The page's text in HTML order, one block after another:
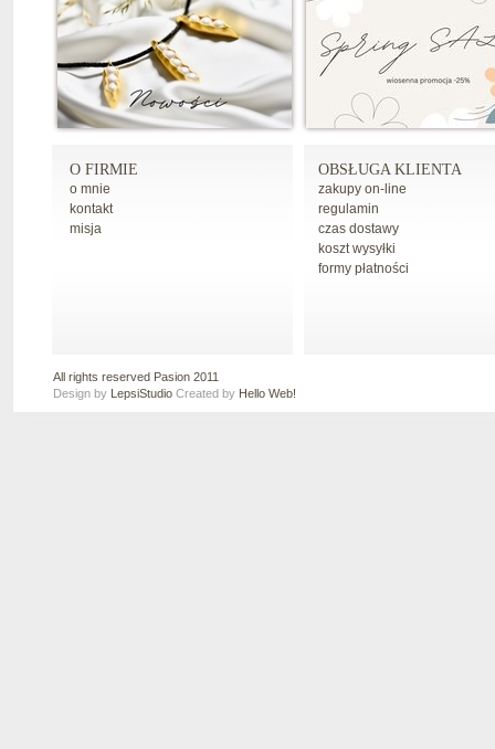
O FIRMIE
o mnie
kontakt
misja
OBSŁUGA KLIENTA
zakupy on-line
regulamin
czas dostawy
koszt wysyłki
formy płatności
All rights reserved Pasion 2011
Design by LepsiStudio Created by Hello Web!